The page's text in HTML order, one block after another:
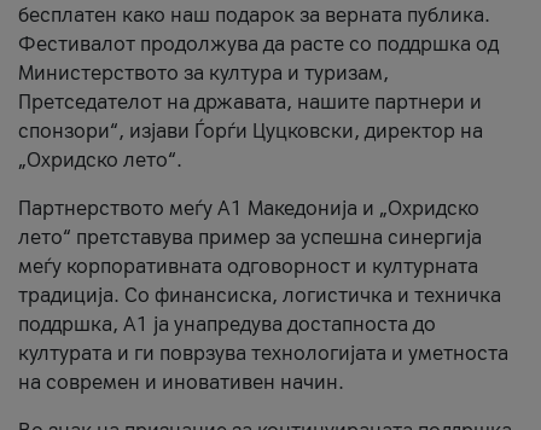
бесплатен како наш подарок за верната публика.
Фестивалот продолжува да расте со поддршка од
Министерството за култура и туризам,
Претседателот на државата, нашите партнери и
спонзори“, изјави Ѓорѓи Цуцковски, директор на
„Охридско лето“.
Партнерството меѓу A1 Македонија и „Охридско
лето“ претставува пример за успешна синергија
меѓу корпоративната одговорност и културната
традиција. Со финансиска, логистичка и техничка
поддршка, A1 ја унапредува достапноста до
културата и ги поврзува технологијата и уметноста
на современ и иновативен начин.